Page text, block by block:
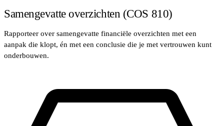
Samengevatte overzichten (COS 810)
Rapporteer over samengevatte financiële overzichten met een
aanpak die klopt, én met een conclusie die je met vertrouwen kunt
onderbouwen.